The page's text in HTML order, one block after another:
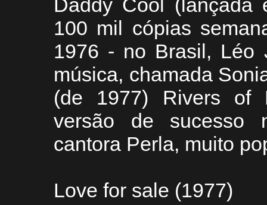
Daddy Cool
100 mil cópias
1976 - no Brasil, Léo
música, chamada
(de 1977) Rivers of
versão de sucesso
cantora Perla, muito
Love for sale (1977)